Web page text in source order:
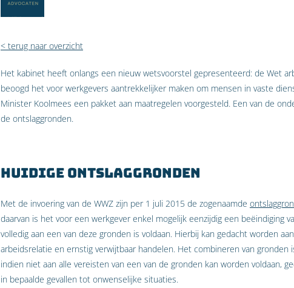
< terug naar overzicht
Het kabinet heeft onlangs een nieuw wetsvoorstel gepresenteerd: de Wet
beoogd het voor werkgevers aantrekkelijker maken om mensen in vaste
Minister Koolmees een pakket aan maatregelen voorgesteld. Een van de
de ontslaggronden.
Huidige ontslaggronden
Met de invoering van de WWZ zijn per 1 juli 2015 de zogenaamde
daarvan is het voor een werkgever enkel mogelijk eenzijdig een beëindiging
volledig aan een van deze gronden is voldaan. Hierbij kan gedacht worden
arbeidsrelatie en ernstig verwijtbaar handelen. Het combineren van
indien niet aan alle vereisten van een van de gronden kan worden voldaan,
in bepaalde gevallen tot onwenselijke situaties.